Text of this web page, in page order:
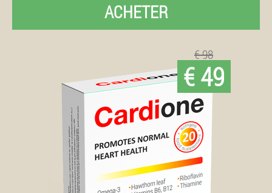
ACHETER
€ 98
€ 49